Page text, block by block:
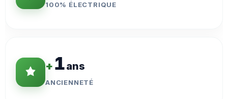
100% ÉLECTRIQUE
+1ans
ANCIENNETÉ